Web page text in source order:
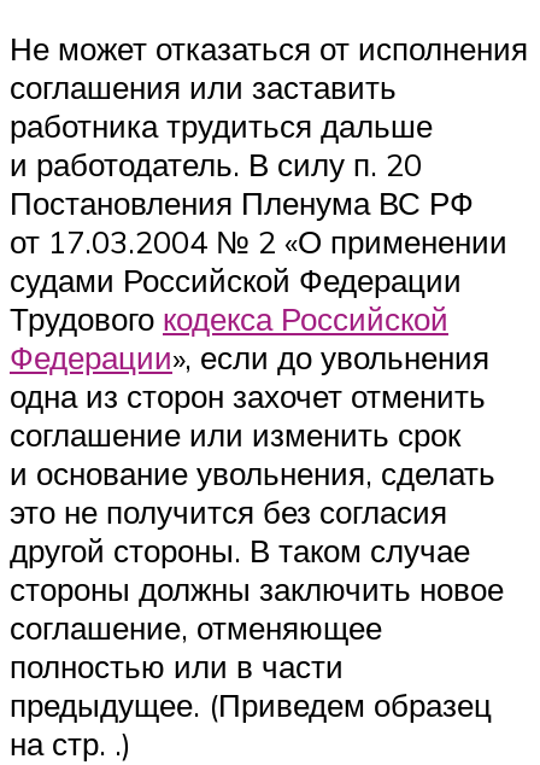
Не может отказаться от исполнения
соглашения или заставить
работника трудиться дальше
и работодатель. В силу п. 20
Постановления Пленума ВС РФ
от 17.03.2004 № 2 «О применении
судами Российской Федерации
Трудового кодекса Российской
Федерации», если до увольнения
одна из сторон захочет отменить
соглашение или изменить срок
и основание увольнения, сделать
это не получится без согласия
другой стороны. В таком случае
стороны должны заключить новое
соглашение, отменяющее
полностью или в части
предыдущее. (Приведем образец
на стр. .)